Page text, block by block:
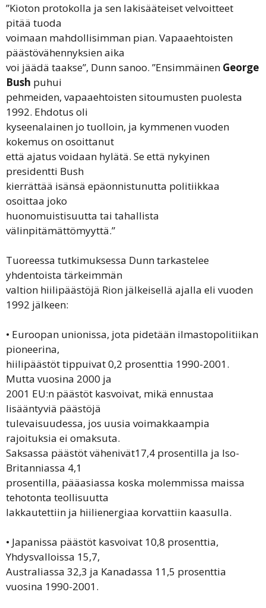
”Kioton protokolla ja sen lakisääteiset velvoitteet
pitää tuoda
voimaan mahdollisimman pian. Vapaaehtoisten
päästövähennyksien aika
voi jäädä taakse”, Dunn sanoo. ”Ensimmäinen George
Bush puhui
pehmeiden, vapaaehtoisten sitoumusten puolesta
1992. Ehdotus oli
kyseenalainen jo tuolloin, ja kymmenen vuoden
kokemus on osoittanut
että ajatus voidaan hylätä. Se että nykyinen
presidentti Bush
kierrättää isänsä epäonnistunutta politiikkaa
osoittaa joko
huonomuistisuutta tai tahallista
välinpitämättömyyttä.”
Tuoreessa tutkimuksessa Dunn tarkastelee
yhdentoista tärkeimmän
valtion hiilipäästöjä Rion jälkeisellä ajalla eli vuoden
1992 jälkeen:
• Euroopan unionissa, jota pidetään ilmastopolitiikan
pioneerina,
hiilipäästöt tippuivat 0,2 prosenttia 1990-2001.
Mutta vuosina 2000 ja
2001 EU:n päästöt kasvoivat, mikä ennustaa
lisääntyviä päästöjä
tulevaisuudessa, jos uusia voimakkaampia
rajoituksia ei omaksuta.
Saksassa päästöt vähenivät17,4 prosentilla ja Iso-
Britanniassa 4,1
prosentilla, pääasiassa koska molemmissa maissa
tehotonta teollisuutta
lakkautettiin ja hiilienergiaa korvattiin kaasulla.
• Japanissa päästöt kasvoivat 10,8 prosenttia,
Yhdysvalloissa 15,7,
Australiassa 32,3 ja Kanadassa 11,5 prosenttia
vuosina 1990-2001.